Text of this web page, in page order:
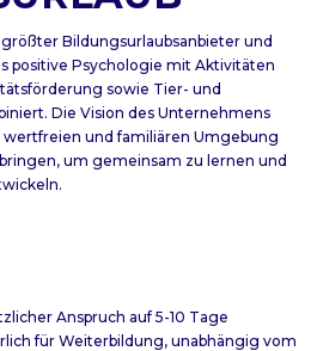
größter Bildungsurlaubsanbieter und
positive Psychologie mit Aktivitäten
sowie Tier- und
Die Vision des Unternehmens
wertfreien und familiären Umgebung
um gemeinsam zu lernen und
Anspruch auf 5-10 Tage
für Weiterbildung, unabhängig vom